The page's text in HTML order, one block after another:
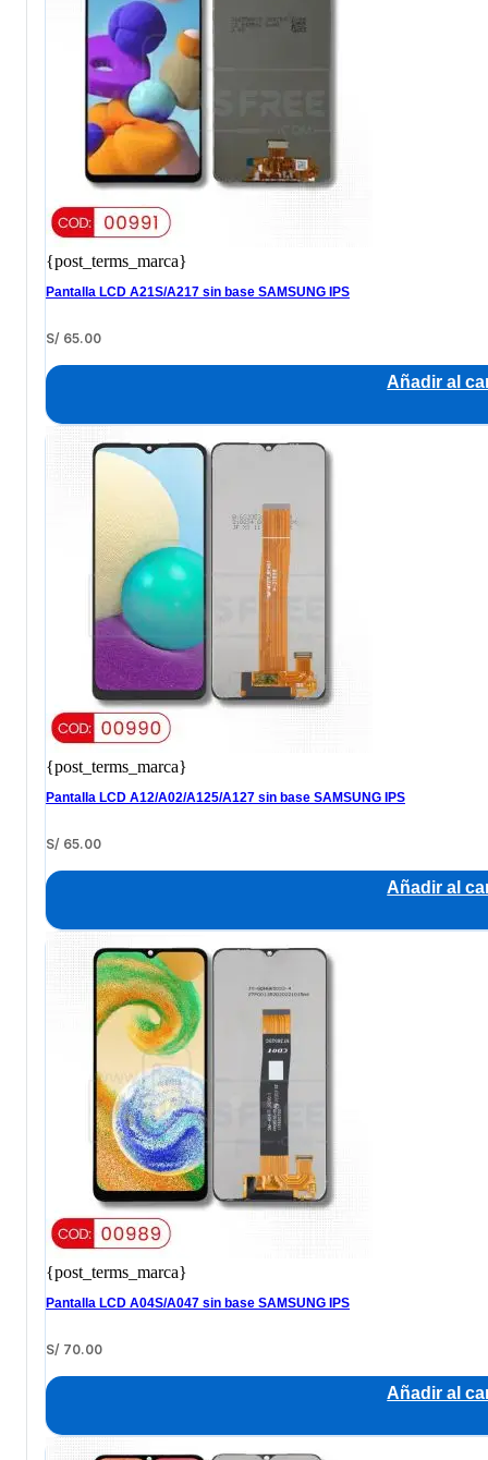
{post_terms_marca}
Pantalla LCD A21S/A217 sin base SAMSUNG IPS
S/ 65.00
Añadir al
{post_terms_marca}
Pantalla LCD A12/A02/A125/A127 sin base SAMSUNG IPS
S/ 65.00
Añadir al
{post_terms_marca}
Pantalla LCD A04S/A047 sin base SAMSUNG IPS
S/ 70.00
Añadir al